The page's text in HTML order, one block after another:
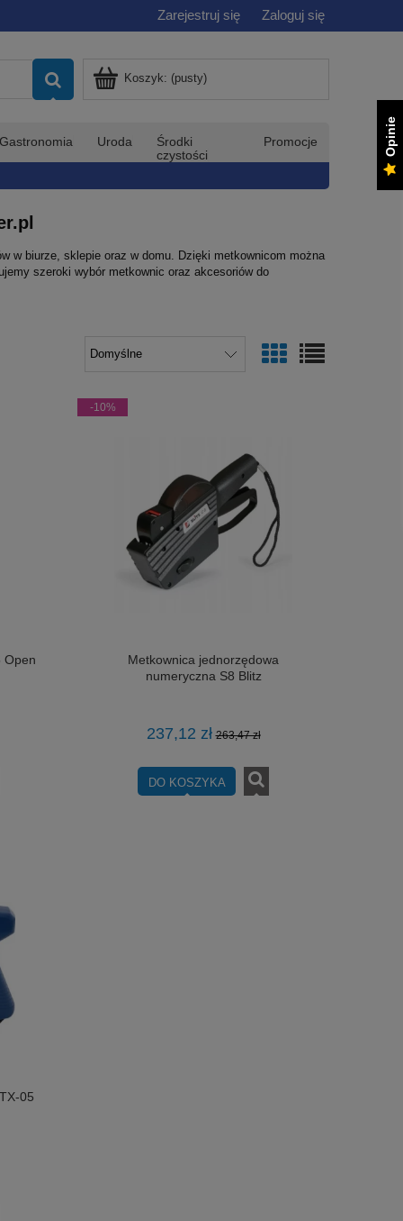
Zarejestruj się Zaloguj się
Koszyk: (pusty)
Gastronomia Uroda
Środki
czystości
Promocje
w biurze, sklepie oraz w domu. Dzięki metkownicom można
szeroki wybór metkownic oraz akcesoriów do
Open
Metkownica jednorzędowa
numeryczna S8 Blitz
237,12 zł 263,47 zł
DO KOSZYKA
-10%
05
Opinie